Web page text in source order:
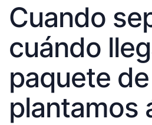
Cuando
cuándo
paquete
plantamos